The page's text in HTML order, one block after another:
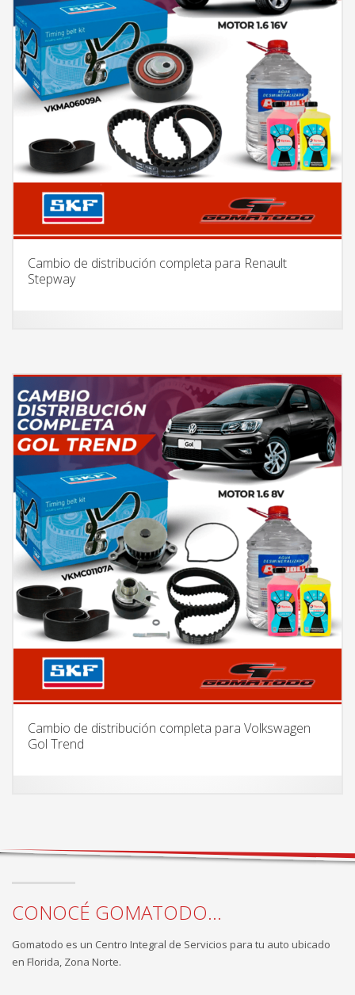
Cambio de distribución completa para Renault
Stepway
Cambio de distribución completa para Volkswagen
Gol Trend
CONOCÉ GOMATODO...
Gomatodo es un Centro Integral de Servicios para tu auto ubicado
en Florida, Zona Norte.